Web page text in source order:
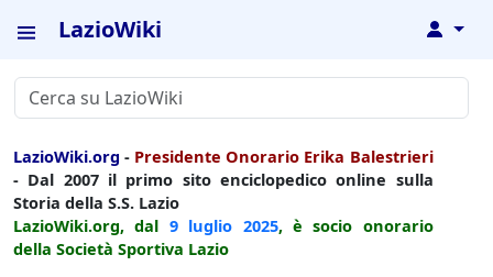
LazioWiki ↓
LazioWiki.org - Presidente Onorario Erika Balestrieri
- Dal 2007 il primo sito enciclopedico online sulla
Storia della S.S. Lazio
LazioWiki.org, dal 9 luglio 2025, è socio onorario
della Società Sportiva Lazio